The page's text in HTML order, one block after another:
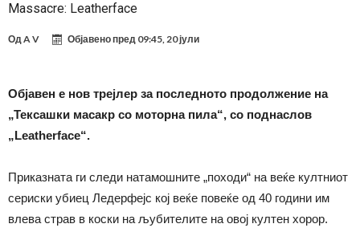
Massacre: Leatherface
ОдA V Објавено пред 09:45, 20 јули
Објавен е нов трејлер за последното продолжение на
„Тексашки масакр со моторна пила“, со поднаслов
„Leatherface“.
Приказната ги следи натамошните „походи“ на веќе култниот
сериски убиец Ледерфејс кој веќе повеќе од 40 години им
влева страв в коски на љубителите на овој култен хорор.